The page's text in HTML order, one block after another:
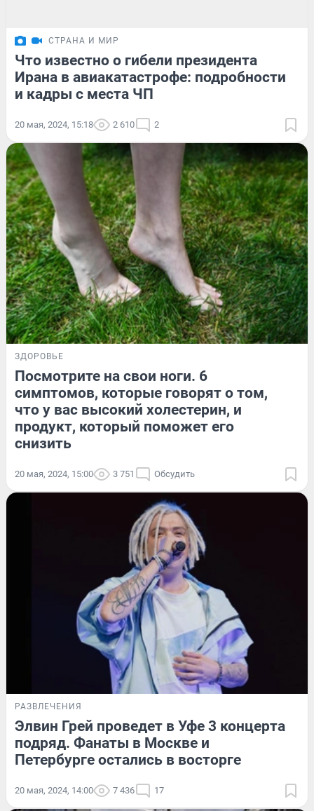
СТРАНА И МИР
Что известно о гибели президента
Ирана в авиакатастрофе: подробности
и кадры с места ЧП
20 мая, 2024, 15:18 2 610 2
ЗДОРОВЬЕ
Посмотрите на свои ноги. 6
симптомов, которые говорят о том,
что у вас высокий холестерин, и
продукт, который поможет его
снизить
20 мая, 2024, 15:00 3 751 Обсудить
РАЗВЛЕЧЕНИЯ
Элвин Грей проведет в Уфе 3 концерта
подряд. Фанаты в Москве и
Петербурге остались в восторге
20 мая, 2024, 14:00 7 436 17